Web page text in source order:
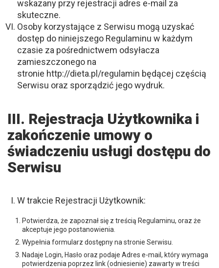
wskazany przy rejestracji adres e-mail za
skuteczne.
Osoby korzystające z Serwisu mogą uzyskać
dostęp do niniejszego Regulaminu w każdym
czasie za pośrednictwem odsyłacza
zamieszczonego na
stronie http://dieta.pl/regulamin będącej częścią
Serwisu oraz sporządzić jego wydruk.
III. Rejestracja Użytkownika i
zakończenie umowy o
świadczeniu usługi dostępu do
Serwisu
W trakcie Rejestracji Użytkownik:
Potwierdza, że zapoznał się z treścią Regulaminu, oraz że
akceptuje jego postanowienia.
Wypełnia formularz dostępny na stronie Serwisu.
Nadaje Login, Hasło oraz podaje Adres e-mail, który wymaga
potwierdzenia poprzez link (odniesienie) zawarty w treści